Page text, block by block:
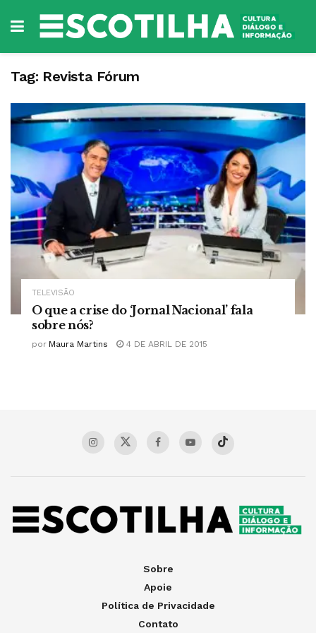
Tag: Revista Fórum
TELEVISÃO
O que a crise do ‘Jornal Nacional’ fala
sobre nós?
por Maura Martins 4 DE ABRIL DE 2015
Sobre
Apoie
Política de Privacidade
Contato